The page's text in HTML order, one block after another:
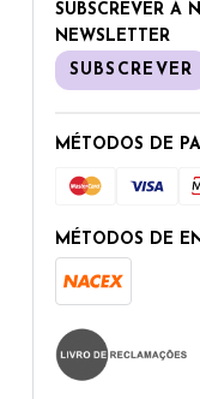
SUBSCREVER A
NEWSLETTER
SUBSCREVER
MÉTODOS DE
MÉTODOS DE